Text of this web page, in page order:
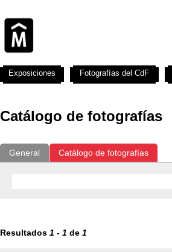
Catálogo de fotografías
General Catálogo de fotografías
Resultados 1 - 1 de 1
Exposiciones Fotografías del CdF